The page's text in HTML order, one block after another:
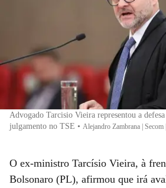
Advogado Tarcisio Vieira representou a
julgamento no TSE • Alejandro Zambrana | Secom
O ex-ministro Tarcísio Vieira, à
Bolsonaro (PL), afirmou que irá